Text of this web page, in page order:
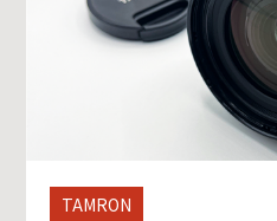
TAMRON